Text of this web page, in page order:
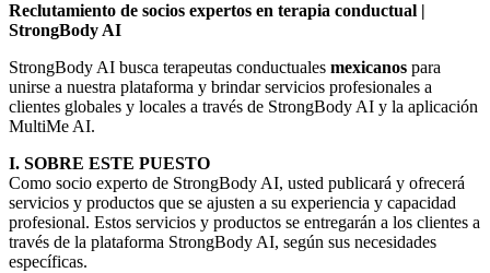
Reclutamiento de socios expertos en terapia conductual |
StrongBody AI
StrongBody AI busca terapeutas conductuales mexicanos para
unirse a nuestra plataforma y brindar servicios profesionales a
clientes globales y locales a través de StrongBody AI y la aplicación
MultiMe AI.
I. SOBRE ESTE PUESTO
Como socio experto de StrongBody AI, usted publicará y ofrecerá
servicios y productos que se ajusten a su experiencia y capacidad
profesional. Estos servicios y productos se entregarán a los clientes a
través de la plataforma StrongBody AI, según sus necesidades
específicas.